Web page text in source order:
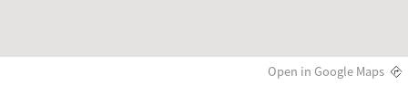
Open in Google Maps